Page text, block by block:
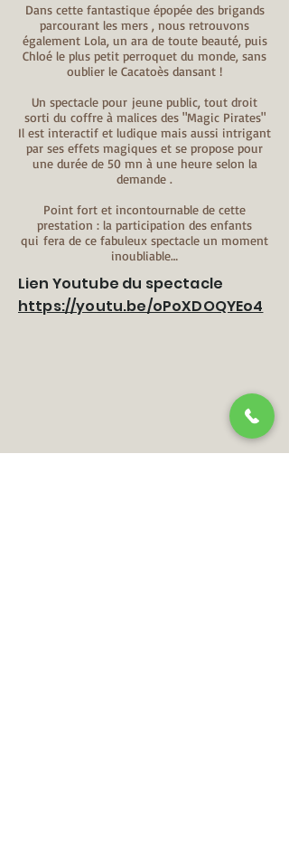
Dans cette fantastique épopée des brigands
parcourant les mers , nous retrouvons
également Lola, un ara de toute beauté, puis
Chloé le plus petit perroquet du monde, sans
oublier le Cacatoès dansant !
Un spectacle pour jeune public, tout droit
sorti du coffre à malices des "Magic Pirates"
Il est interactif et ludique mais aussi intrigant
par ses effets magiques et se propose pour
une durée de 50 mn à une heure selon la
demande .
Point fort et incontournable de cette
prestation : la participation des enfants
qui fera de ce fabuleux spectacle un moment
inoubliable…
Lien Youtube du spectacle
https://youtu.be/oPoXDOQYEo4